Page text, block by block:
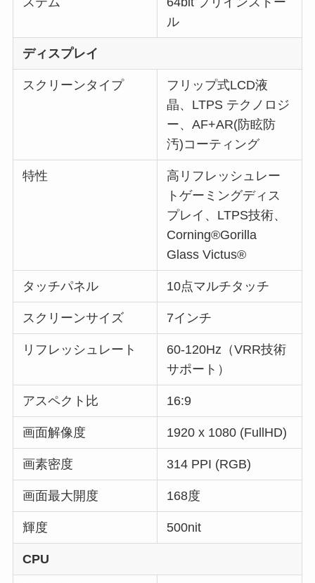
ル
ディスプレイ
スクリーンタイプ
フリップ式LCD液
晶、LTPS テクノロジ
ー、AF+AR(防眩防
汚)コーティング
特性
高リフレッシュレー
トゲーミングディス
プレイ、LTPS技術、
Corning®Gorilla
Glass Victus®
タッチパネル 10点マルチタッチ
スクリーンサイズ 7インチ
リフレッシュレート
60-120Hz（VRR技術
サポート）
アスペクト比 16:9
画面解像度 1920 x 1080 (FullHD)
画素密度 314 PPI (RGB)
画面最大開度 168度
輝度 500nit
CPU